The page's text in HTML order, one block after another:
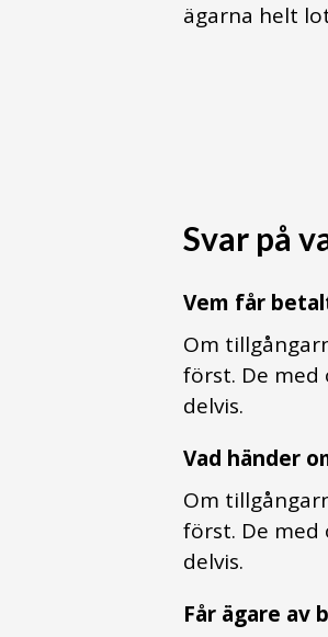
ägarna helt
Svar på
Vem får
Om
först. De
delvis.
Vad händer
Om
först. De
delvis.
Får ägare av